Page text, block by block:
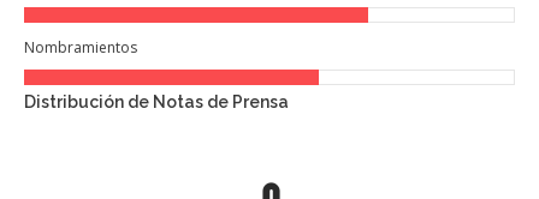
Nombramientos
Distribución de Notas de Prensa